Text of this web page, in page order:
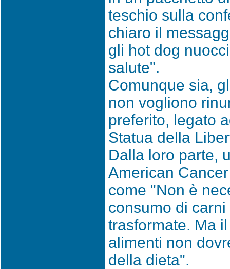
teschio sulla
chiaro il
gli hot dog
salute".
Comunque sia,
non vogliono
preferito, legato
Statua della
Dalla loro parte,
American
come "Non è
consumo di
trasformate. Ma
alimenti non
della dieta".